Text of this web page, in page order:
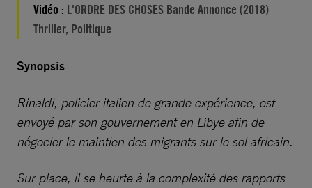
Vidéo : L'ORDRE DES CHOSES Bande Annonce (2018)
Thriller, Politique
Synopsis
Rinaldi, policier italien de grande expérience, est
envoyé par son gouvernement en Libye afin de
négocier le maintien des migrants sur le sol africain.
Sur place, il se heurte à la complexité des rapports